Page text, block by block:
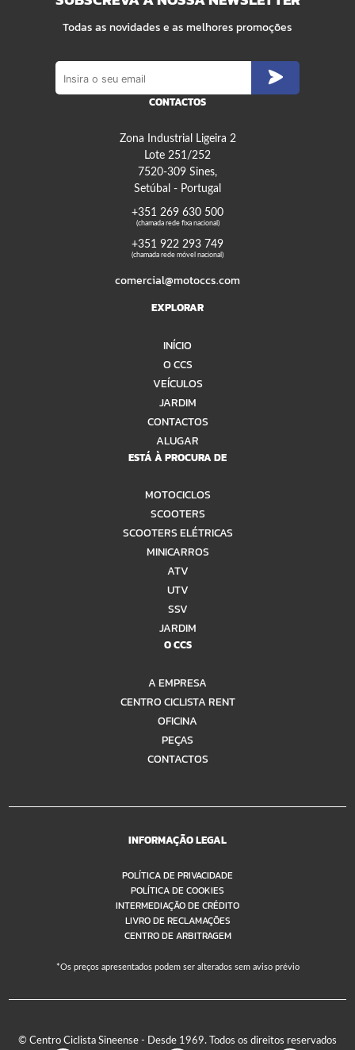
Todas as novidades e as melhores promoções
CONTACTOS
Zona Industrial Ligeira 2
Lote 251/252
7520-309 Sines,
Setúbal - Portugal
+351 269 630 500
(chamada rede fixa nacional)
+351 922 293 749
(chamada rede móvel nacional)
comercial@motoccs.com
EXPLORAR
INÍCIO
O CCS
VEÍCULOS
JARDIM
CONTACTOS
ALUGAR
ESTÁ À PROCURA DE
MOTOCICLOS
SCOOTERS
SCOOTERS ELÉTRICAS
MINICARROS
ATV
UTV
SSV
JARDIM
O CCS
A EMPRESA
CENTRO CICLISTA RENT
OFICINA
PEÇAS
CONTACTOS
INFORMAÇÃO LEGAL
POLÍTICA DE PRIVACIDADE
POLÍTICA DE COOKIES
INTERMEDIAÇÃO DE CRÉDITO
LIVRO DE RECLAMAÇÕES
CENTRO DE ARBITRAGEM
*Os preços apresentados podem ser alterados sem aviso prévio
© Centro Ciclista Sineense - Desde 1969. Todos os direitos reservados